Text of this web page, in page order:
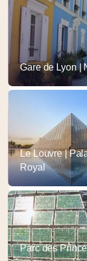
Gare de Lyon |
Le Louvre |
Royal
Parc des